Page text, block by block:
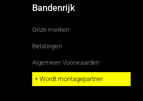
Bandenrijk
Onze merken
Betalingen
Algemeen Voorwaarden
+ Wordt montagepartner